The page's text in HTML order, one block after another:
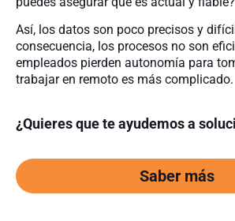
Así, los datos son poco precisos y
consecuencia, los procesos no son
empleados pierden autonomía para
trabajar en remoto es más complicado.
¿Quieres que te ayudemos a
Saber más